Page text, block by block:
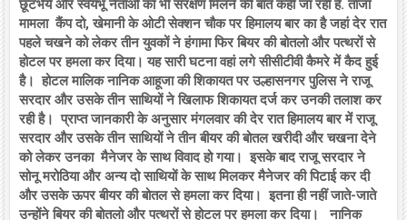
छूटभैये और स्वयंभू नेताओं का भी संरक्षण मिलने की बात कही जा रही है. ताजा
मामला कैंप दो, खेमानी के ओटी सेक्शन चौक पर हिमालय बार का है जहां देर रात
पहले चखने को लेकर तीन युवकों ने हंगामा फिर बियर की बोतलो और पत्थरों से
होटल पर हमला कर दिया। यह सारी घटना वहां लगे सीसीटीवी कैमरे में कैद हुई
है। होटल मालिक नानिक आहूजा की शिकायत पर उल्हासनगर पुलिस ने राजू
सरदार और उसके तीन साथियों ने खिलाफ शिकायत दर्ज कर उनकी तलाश कर
रही है। प्राप्त जानकारी के अनुसार मंगलवार की देर रात हिमालय बार में राजू
सरदार और उसके तीन साथियों ने तीन बीयर की बोतल खरीदी और चखना देने
को लेकर उनका मैनेजर के साथ विवाद हो गया। इसके बाद राजू सरदार ने
सोनू मरोठिया और अन्य दो साथियों के साथ मिलकर मैनेजर की पिटाई कर दी
और उसके ऊपर बीयर की बोतल से हमला कर दिया। इतना ही नहीं जाते-जाते
उन्होंने बियर की बोतलो और पत्थरों से होटल पर हमला कर दिया। नानिक